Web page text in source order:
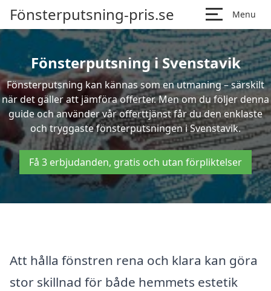
Fönsterputsning-pris.se Menu
Fönsterputsning i Svenstavik
Fönsterputsning kan kännas som en utmaning – särskilt
när det gäller att jämföra offerter. Men om du följer denna
guide och använder vår offerttjänst får du den enklaste
och tryggaste fönsterputsningen i Svenstavik.
Få 3 erbjudanden, gratis och utan förpliktelser
Att hålla fönstren rena och klara kan göra
stor skillnad för både hemmets estetik